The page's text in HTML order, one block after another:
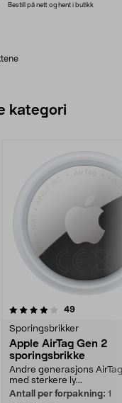
Bestill på nett og hent i butikk
kategori
49
Sporingsbrikker
Apple AirTag Gen 2
sporingsbrikke
Andre generasjons
med sterkere ly...
Antall per forpakning: 1
4.5 av 5 stjerner